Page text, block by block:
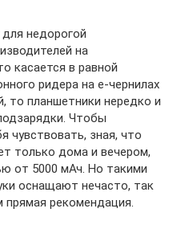
недорогой
на
касается в равной
ридера на е-чернилах
то планшетники нередко и
Чтобы
чувствовать, зная, что
только дома и вечером,
от 5000 мАч. Но такими
оснащают нечасто, так
прямая рекомендация.